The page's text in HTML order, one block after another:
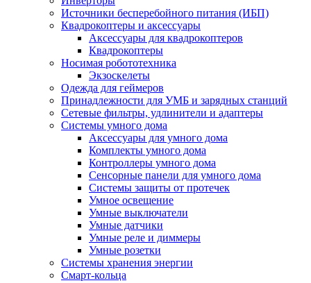
Источники бесперебойного питания (ИБП)
Квадрокоптеры и аксессуары
Аксессуары для квадрокоптеров
Квадрокоптеры
Носимая робототехника
Экзоскелеты
Одежда для геймеров
Принадлежности для УМБ и зарядных станций
Сетевые фильтры, удлинители и адаптеры
Системы умного дома
Аксессуары для умного дома
Комплекты умного дома
Контроллеры умного дома
Сенсорные панели для умного дома
Системы защиты от протечек
Умное освещение
Умные выключатели
Умные датчики
Умные реле и диммеры
Умные розетки
Системы хранения энергии
Смарт-кольца